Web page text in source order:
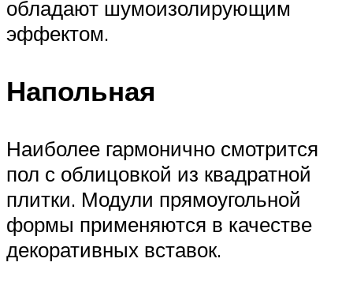
обладают шумоизолирующим
эффектом.
Напольная
Наиболее гармонично смотрится
пол с облицовкой из квадратной
плитки. Модули прямоугольной
формы применяются в качестве
декоративных вставок.